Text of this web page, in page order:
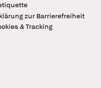
zur Barrierefreiheit
& Tracking